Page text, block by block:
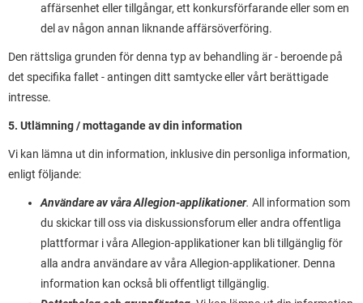
affärsenhet eller tillgångar, ett konkursförfarande eller som en
del av någon annan liknande affärsöverföring.
Den rättsliga grunden för denna typ av behandling är - beroende på
det specifika fallet - antingen ditt samtycke eller vårt berättigade
intresse.
5. Utlämning / mottagande av din information
Vi kan lämna ut din information, inklusive din personliga information,
enligt följande:
Användare av våra Allegion-applikationer. All information som
du skickar till oss via diskussionsforum eller andra offentliga
plattformar i våra Allegion-applikationer kan bli tillgänglig för
alla andra användare av våra Allegion-applikationer. Denna
information kan också bli offentligt tillgänglig.